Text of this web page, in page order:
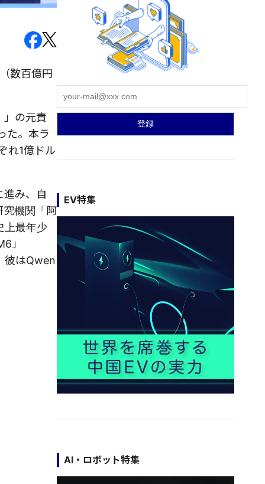
数百億円
」の元責
た。本ラ
れ1億ドル
進み、自
究機関「阿
上最年少
」
彼はQwen
EV特集
AI・ロボット特集